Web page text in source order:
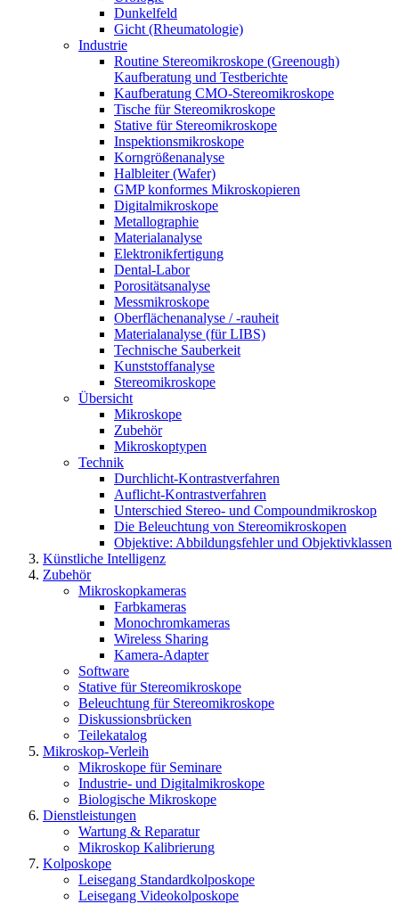
Dunkelfeld
Gicht (Rheumatologie)
Industrie
Routine Stereomikroskope (Greenough)
Kaufberatung und Testberichte
Kaufberatung CMO-Stereomikroskope
Tische für Stereomikroskope
Stative für Stereomikroskope
Inspektionsmikroskope
Korngrößenanalyse
Halbleiter (Wafer)
GMP konformes Mikroskopieren
Digitalmikroskope
Metallographie
Materialanalyse
Elektronikfertigung
Dental-Labor
Porositätsanalyse
Messmikroskope
Oberflächenanalyse / -rauheit
Materialanalyse (für LIBS)
Technische Sauberkeit
Kunststoffanalyse
Stereomikroskope
Übersicht
Mikroskope
Zubehör
Mikroskoptypen
Technik
Durchlicht-Kontrastverfahren
Auflicht-Kontrastverfahren
Unterschied Stereo- und Compoundmikroskop
Die Beleuchtung von Stereomikroskopen
Objektive: Abbildungsfehler und Objektivklassen
Künstliche Intelligenz
Zubehör
Mikroskopkameras
Farbkameras
Monochromkameras
Wireless Sharing
Kamera-Adapter
Software
Stative für Stereomikroskope
Beleuchtung für Stereomikroskope
Diskussionsbrücken
Teilekatalog
Mikroskop-Verleih
Mikroskope für Seminare
Industrie- und Digitalmikroskope
Biologische Mikroskope
Dienstleistungen
Wartung & Reparatur
Mikroskop Kalibrierung
Kolposkope
Leisegang Standardkolposkope
Leisegang Videokolposkope